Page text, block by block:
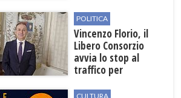
interessate
POLITICA
Vincenzo Florio, il
Libero Consorzio
avvia lo stop al
traffico per
stazione
CULTURA